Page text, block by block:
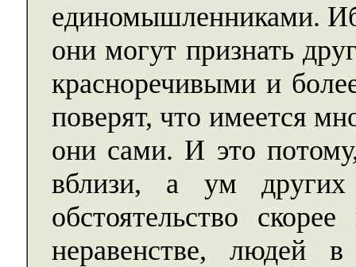
единомышленниками.
они могут признать
красноречивыми и
поверят, что имеется
они сами. И это
вблизи, а ум
обстоятельство
неравенстве, людей